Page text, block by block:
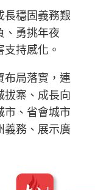
長穩固義務艱
、勇挑年夜
持感化。
布局落實，連
拔寨、成長向
市、省會城市
義務、展示廣